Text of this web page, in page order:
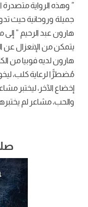
” وهذه الرواية متصدرة
جميلة وروحانية حيث
هارون عبد الرحيم ” إلى
يتمكن من الإنعزال عن
هارون لديه فوبيا من
مُضطرًّا لرعاية كلب،
إخضاع الآخر، ليختبر
والحب، مشاعر لم